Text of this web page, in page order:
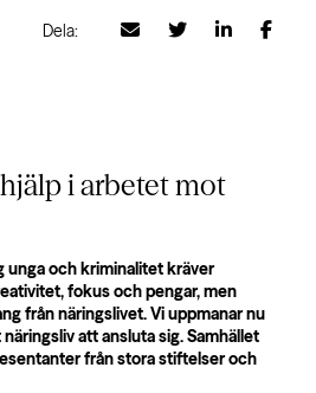
Dela:
i arbetet mot
unga och kriminalitet kräver
fokus och pengar, men
från näringslivet. Vi uppmanar nu
att ansluta sig. Samhället
från stora stiftelser och